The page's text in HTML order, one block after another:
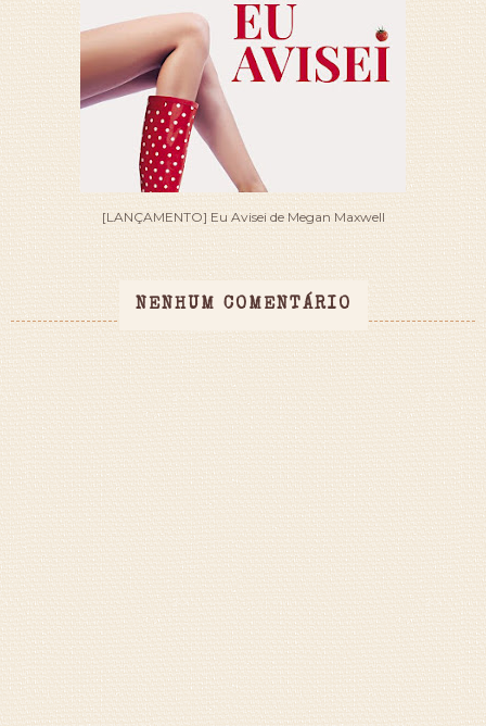
[LANÇAMENTO] Eu Avisei de Megan Maxwell
NENHUM COMENTÁRIO